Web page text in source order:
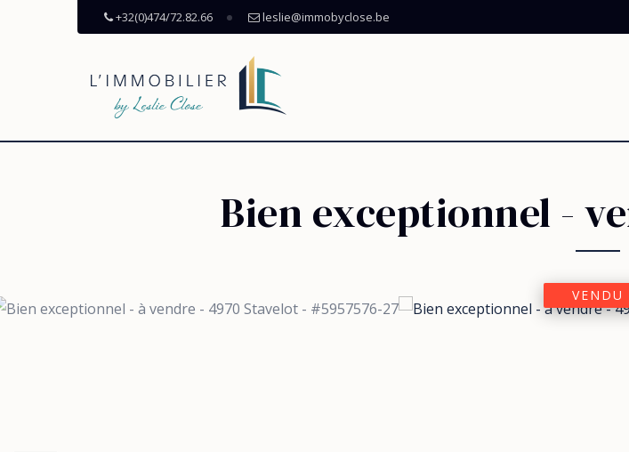
+32(0)474/72.82.66 leslie@immobyclose.be
Bien exceptionnel -
VENDU